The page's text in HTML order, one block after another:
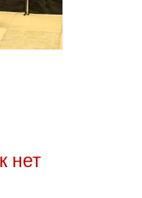
нет